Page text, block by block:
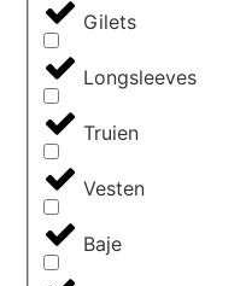
Gilets
Longsleeves
Truien
Vesten
Baje